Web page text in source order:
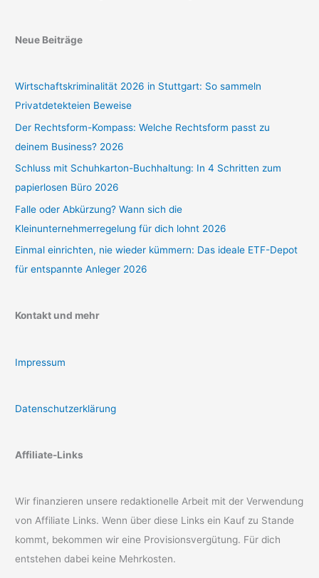
Neue Beiträge
Wirtschaftskriminalität 2026 in Stuttgart: So sammeln
Privatdetekteien Beweise
Der Rechtsform-Kompass: Welche Rechtsform passt zu
deinem Business? 2026
Schluss mit Schuhkarton-Buchhaltung: In 4 Schritten zum
papierlosen Büro 2026
Falle oder Abkürzung? Wann sich die
Kleinunternehmerregelung für dich lohnt 2026
Einmal einrichten, nie wieder kümmern: Das ideale ETF-Depot
für entspannte Anleger 2026
Kontakt und mehr
Impressum
Datenschutzerklärung
Affiliate-Links
Wir finanzieren unsere redaktionelle Arbeit mit der Verwendung
von Affiliate Links. Wenn über diese Links ein Kauf zu Stande
kommt, bekommen wir eine Provisionsvergütung. Für dich
entstehen dabei keine Mehrkosten.